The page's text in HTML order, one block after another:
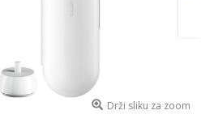
Drži sliku za zoom